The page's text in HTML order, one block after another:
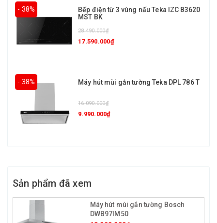
- 38%
Bếp điện từ 3 vùng nấu Teka IZC 83620
MST BK
28.490.000₫
17.590.000₫
- 38% Máy hút mùi gắn tường Teka DPL 786 T
16.090.000₫
9.990.000₫
Sản phẩm đã xem
Máy hút mùi gắn tường Bosch
DWB97IM50